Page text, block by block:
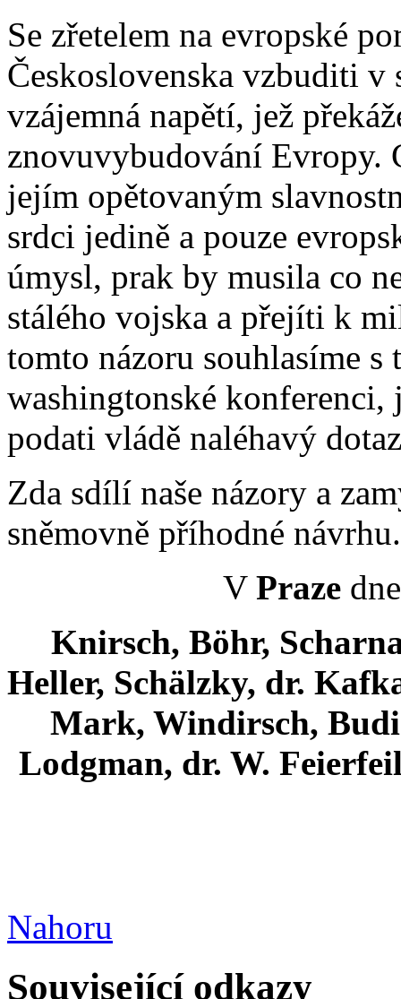
Se zřetelem na evropské
Československa vzbuditi v
vzájemná napětí, jež
znovuvybudování Evropy.
jejím opětovaným
srdci jedině a pouze
úmysl, prak by musila co
stálého vojska a přejíti k
tomto názoru souhlasíme
washingtonské konferenci,
podati vládě naléhavý
Zda sdílí naše názory a
sněmovně příhodné návrhu.
V Praze
Knirsch, Böhr,
Heller, Schälzky, dr.
Mark, Windirsch,
Lodgman, dr. W.
Nahoru
Související odkazy